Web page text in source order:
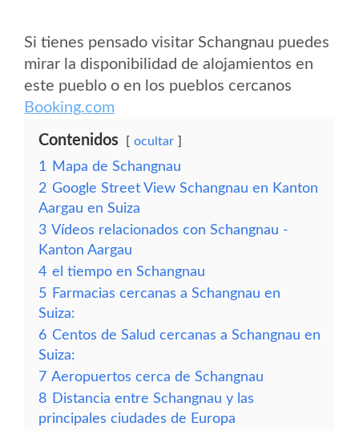
Si tienes pensado visitar Schangnau puedes
mirar la disponibilidad de alojamientos en
este pueblo o en los pueblos cercanos
Booking.com
Contenidos ocultar
1
Mapa de Schangnau
2 Google Street View Schangnau en Kanton
Aargau en Suiza
3 Vídeos relacionados con Schangnau -
Kanton Aargau
4 el tiempo en Schangnau
5 Farmacias cercanas a Schangnau en
Suiza:
6 Centos de Salud cercanas a Schangnau en
Suiza:
7 Aeropuertos cerca de Schangnau
8 Distancia entre Schangnau y las
principales ciudades de Europa